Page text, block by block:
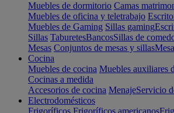
Muebles de dormitorio Camas
Muebles de oficina y teletrabajo
Muebles de Gaming Sillas gaming
Sillas TaburetesBancosSillas de
Mesas Conjuntos de mesas y sillas
Cocina
Muebles de cocina Muebles auxiliares
Cocinas a medida
Accesorios de cocina MenajeServicio
Electrodomésticos
Frigoríficos Frigoríficos americanos